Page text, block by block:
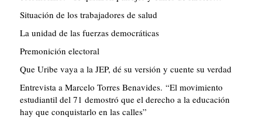
Situación de los trabajadores de salud
La unidad de las fuerzas democráticas
Premonición electoral
Que Uribe vaya a la JEP, dé su versión y cuente su verdad
Entrevista a Marcelo Torres Benavides. “El movimiento
estudiantil del 71 demostró que el derecho a la educación
hay que conquistarlo en las calles”